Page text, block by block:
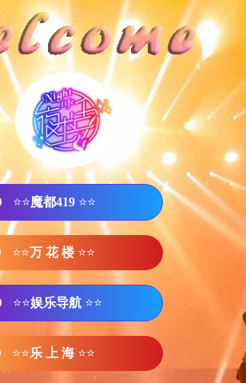
⭐⭐魔都419 ⭐⭐
⭐⭐万 花 楼 ⭐⭐
⭐⭐娱乐导航 ⭐⭐
⭐⭐乐 上 海 ⭐⭐